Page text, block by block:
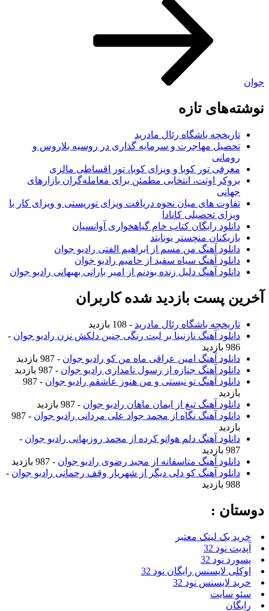
جوان
نوشته‌های تازه
تاریخچه باشگاه رئال مادرید
تحصیل مهاجرت و سرمایه گذاری در روسیه بلاروس و
رومانی
معرفی تور کوبا و ویزای کوبا، تور اقساطی مالزی
بروکر اوتت، انتخابی مطمئن برای معامله‌گران بازارهای
جهانی
تفاوت های میان نحوه دریافت ویزای توریستی و ویزای کار با
ویزای تحصیلی کانادا
دانلود رایگان کتاب خام گیاهخواری آوانسیان
بازیکنان منچستر یونایتد
دانلود آهنگ من مسم از ابراهیم الفتی رادیو جوان
دانلود آهنگ سیاه سفید از حامیم رادیو جوان
دانلود آهنگ دلیل زنده بودنم از امیر بارانی بهبهانی رادیو جوان
آخرین پست بازدید شده کاربران
تاریخچه باشگاه رئال مادرید - 108 بازدید
دانلود آهنگ نازنینا بر لبت رنگی چنین دلکش نزن رادیو جوان -
986 بازدید
دانلود آهنگ امین عراقی ماه من کو رادیو جوان - 987 بازدید
دانلود آهنگ جنازه از رسول نامداری رادیو جوان - 987 بازدید
دانلود آهنگ تو نیستی و من هنوز عاشقم رادیو جوان
- 987
بازدید
دانلود آهنگ تیغ از ایمان ماهان رادیو جوان - 987 بازدید
دانلود آهنگ نگاه از محمد جواد علی مردانی رادیو جوان
- 987
بازدید
دانلود آهنگ دلم هواتو کرده از محمد روزبهانی رادیو جوان -
987 بازدید
دانلود آهنگ متاسفانه از مجید رضوی رادیو جوان - 987 بازدید
دانلود آهنگ کو دلی دیگر از شهریار وقف رحمانی رادیو جوان -
988 بازدید
دوستان :
خرید بک لینک معتبر
آپدیت نود 32
پسورد نود 32
اوکلی لایسنس رایگان نود 32
خرید لایسنس نود 32
سئو سایت
رایگان